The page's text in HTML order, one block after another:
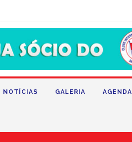
NOTÍCIAS GALERIA AGENDA